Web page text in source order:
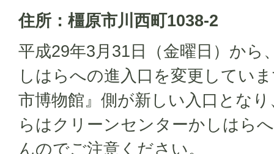
住所：橿原市川西町1038-2
平成29年3月31日（金曜日）から
しはらへの進入口を変更してい
市博物館』側が新しい入口とな
らはクリーンセンターかしはら
んのでご注意ください。